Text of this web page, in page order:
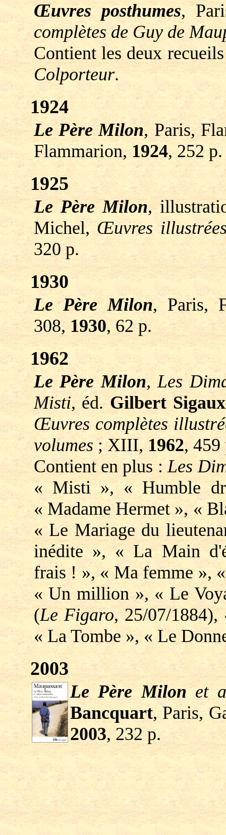
Œuvres posthumes,
complètes de Guy de
Contient les deux
Colporteur.
1924
Le Père Milon, Paris,
Flammarion,1924, 252 p.
1925
Le Père Milon,
Michel, Œuvres
320 p.
1930
Le Père Milon, Paris,
308, 1930, 62 p.
1962
Le Père Milon, Les
Misti, éd.Gilbert Sigaux
Œuvres complètes
volumes ; XIII, 1962, 459
Contient en plus :Les
« Misti », « Humble
« Madame Hermet », «
« Le Mariage du
inédite », « La Main
frais ! », « Ma femme »,
« Un million », « Le
(Le Figaro, 25/07/1884),
« La Tombe », « Le
2003
Le Père Milon et
Bancquart, Paris,
2003, 232 p.